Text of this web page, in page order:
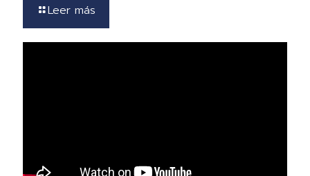
Leer más